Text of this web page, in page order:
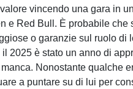
vincendo una gara in
e Red Bull. È probabile che
o garanzie sul ruolo di
2025 è stato un anno di
manca. Nonostante qualche
a puntare su di lui per